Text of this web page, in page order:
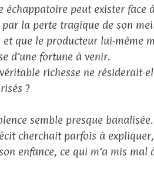
échappatoire peut exister face
la perte tragique de son
et que le producteur lui-même
d’une fortune à venir.
richesse ne résiderait-
?
semble presque
cherchait parfois à
enfance, ce qui m’a mis mal